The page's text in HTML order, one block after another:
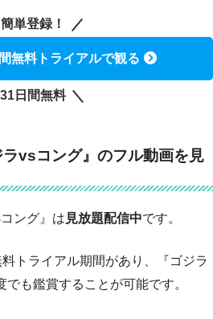
簡単登録！
無料トライアルで観る
31日間無料
vsコング』のフル動画を見
ング』は 見放題配信中です。
トライアル期間があり、『ゴジラ
も鑑賞することが可能です。